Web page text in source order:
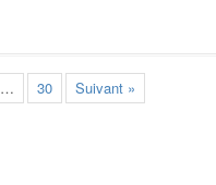
… 30 Suivant »